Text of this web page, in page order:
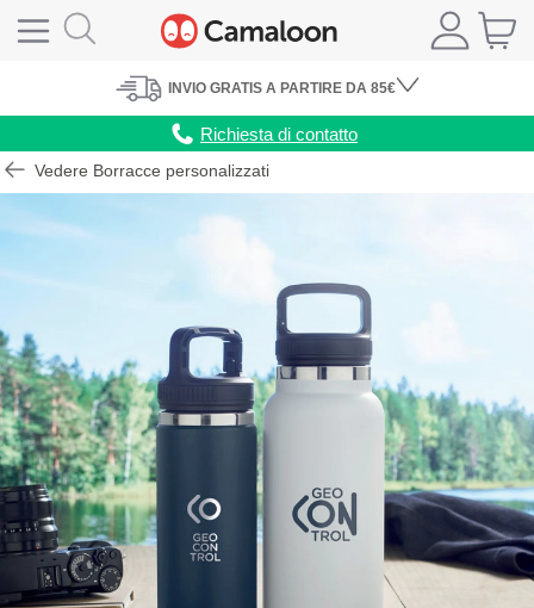
INVIO GRATIS A PARTIRE DA 85€
Richiesta di contatto
Vedere Borracce personalizzati